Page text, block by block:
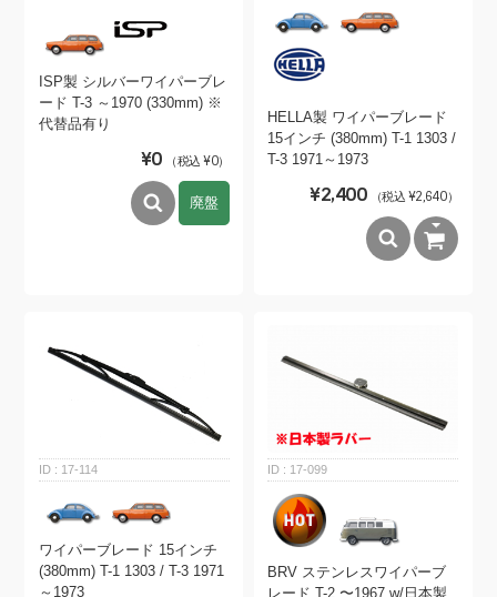
ISP製 シルバーワイパーブレ
ード T-3 ～1970 (330mm) ※
代替品有り
¥0 （税込 ¥0）
廃盤
HELLA製 ワイパーブレード
15インチ (380mm) T-1 1303 /
T-3 1971～1973
¥2,400 （税込 ¥2,640）
17-114
ワイパーブレード 15インチ
(380mm) T-1 1303 / T-3 1971
～1973
17-099
BRV ステンレスワイパーブ
レード T-2 〜1967 w/日本製